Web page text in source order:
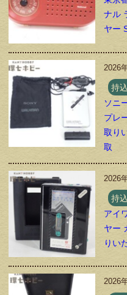
ナル
ヤー
2026
持
ソニ
プレ
取り
取
2026
持
アイ
ヤー
りい
2026